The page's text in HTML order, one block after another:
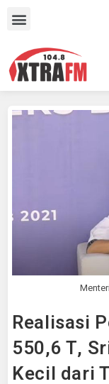
Realisasi
550,6 T,
Kecil dari